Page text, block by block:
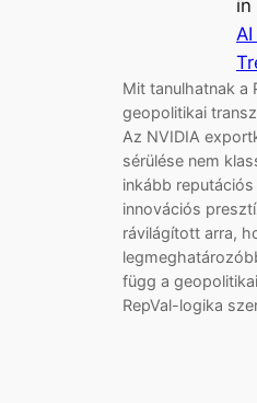
in
Mit tanulhatnak a
geopolitikai
Az NVIDIA
sérülése nem
inkább
innovációs
rávilágított arra,
függ a
RepVal-logika